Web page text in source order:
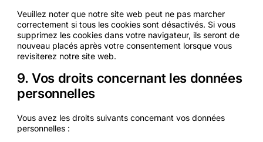
Veuillez noter que notre site web peut ne pas marcher
correctement si tous les cookies sont désactivés. Si vous
supprimez les cookies dans votre navigateur, ils seront de
nouveau placés après votre consentement lorsque vous
revisiterez notre site web.
9. Vos droits concernant les données
personnelles
Vous avez les droits suivants concernant vos données
personnelles :